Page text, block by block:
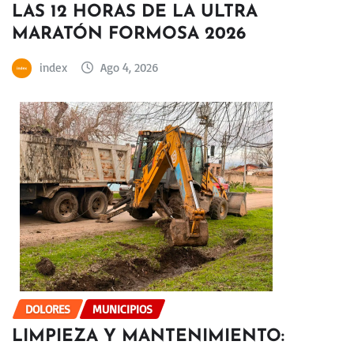
LAS 12 HORAS DE LA ULTRA
MARATÓN FORMOSA 2026
index Ago 4, 2026
DOLORES MUNICIPIOS
LIMPIEZA Y MANTENIMIENTO: